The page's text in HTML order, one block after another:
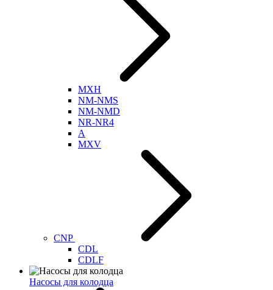
MXH
NM-NMS
NM-NMD
NR-NR4
A
MXV
CNP
CDL
CDLF
Насосы для колодца